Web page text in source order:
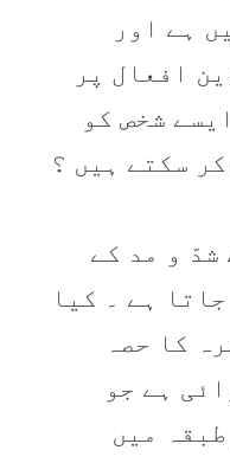
ہے اور
افعال پر
شخص کو
سکتے ہيں ؟
شدّ و مد کے
ہے ۔ کيا
کا حصہ
ہے جو
ميں